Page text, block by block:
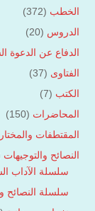
الخطب (372)
الدروس (20)
الدفاع عن الدعوة
الفتاوى (37)
الكتب (7)
المحاضرات (150)
المقتطفات
النصائح والتوجيهات
سلسلة الآداب
سلسلة النصائح